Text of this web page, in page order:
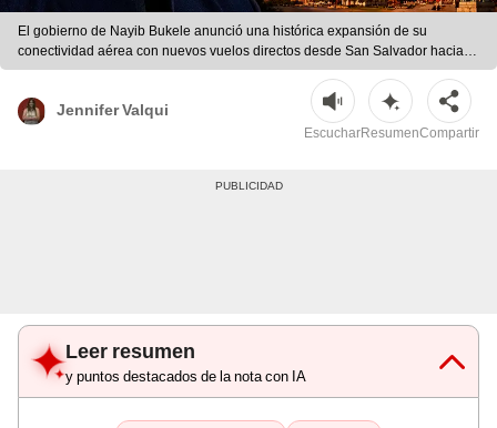
El gobierno de Nayib Bukele anunció una histórica expansión de su
conectividad aérea con nuevos vuelos directos desde San Salvador hacia
Asia y Medio Oriente, según la ministra de Turismo, Morena Valdez. |
Jennifer Valqui
EscucharResumenCompartir
Leer resumen
y puntos destacados de la nota con IA